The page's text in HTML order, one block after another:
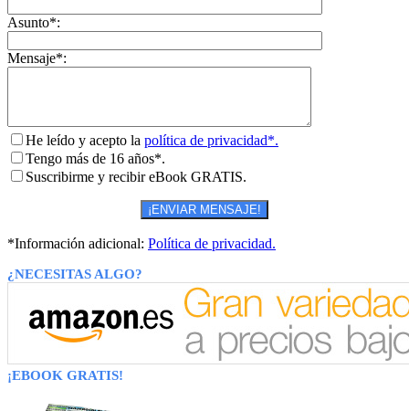
Asunto*:
Mensaje*:
He leído y acepto la política de privacidad*.
Tengo más de 16 años*.
Suscribirme y recibir eBook GRATIS.
*Información adicional: Política de privacidad.
¿NECESITAS ALGO?
¡EBOOK GRATIS!